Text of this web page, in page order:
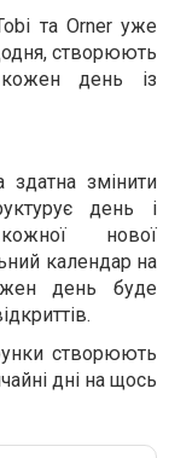
та Orner уже
створюють
кожен день із
змінити
день і
нової
календар на
день буде
створюють
дні на щось